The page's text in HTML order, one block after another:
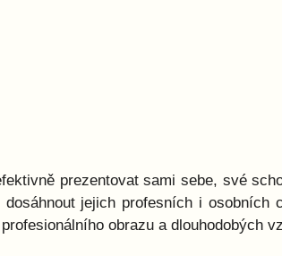
prezentovat sami sebe, své
jejich profesních i
obrazu a dlouhodobých